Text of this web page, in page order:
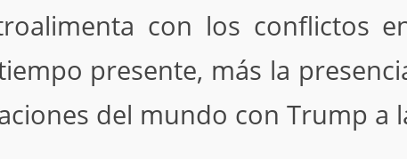
con los conflictos
presente, más la
del mundo con Trump a